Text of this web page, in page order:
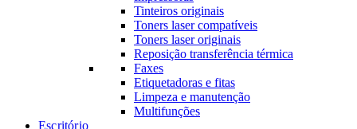
Tinteiros originais
Toners laser compatíveis
Toners laser originais
Reposição transferência térmica
Faxes
Etiquetadoras e fitas
Limpeza e manutenção
Multifunções
Escritório